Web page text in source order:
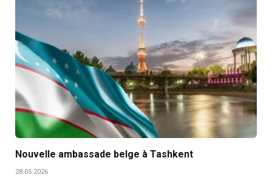
Nouvelle ambassade belge à Tashkent
28.05.2026